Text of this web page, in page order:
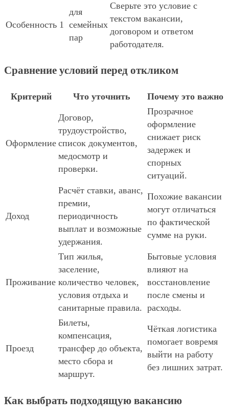
Особенность 1
для
семейных
пар
Сверьте это условие с
текстом вакансии,
договором и ответом
работодателя.
Сравнение условий перед откликом
Критерий Что уточнить Почему это важно
Оформление
Договор,
трудоустройство,
список документов,
медосмотр и
проверки.
Прозрачное
оформление
снижает риск
задержек и
спорных
ситуаций.
Доход
Расчёт ставки, аванс,
премии,
периодичность
выплат и возможные
удержания.
Похожие вакансии
могут отличаться
по фактической
сумме на руки.
Проживание
Тип жилья,
заселение,
количество человек,
условия отдыха и
санитарные правила.
Бытовые условия
влияют на
восстановление
после смены и
расходы.
Проезд
Билеты,
компенсация,
трансфер до объекта,
место сбора и
маршрут.
Чёткая логистика
помогает вовремя
выйти на работу
без лишних затрат.
Как выбрать подходящую вакансию